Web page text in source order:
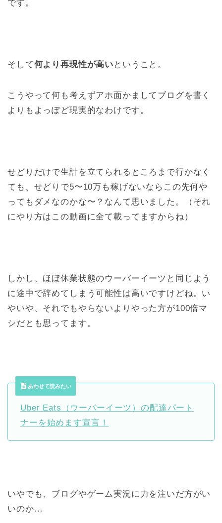
です。
そして何より再現性が高い ということ。
こうやって何も考えずアホ面かましてブログを書く
よりもよっぽど現実的なわけです。
せどりだけで生計を立てられるところまで行かなく
ても、せどりで5〜10万も稼げないならこの先何や
ってもダメなのかな〜？なんて思いました。（それ
にやり方はこの動画に全て載ってますからね）
しかし、ほぼ休業状態のウーバーイーツと同じよう
に途中で辞めてしまう可能性は高いですけどね。い
やいや、それでもやらないよりやった方が100倍マ
シだとも思ってます。
あわせて読みたい
Uber Eats（ウーバーイーツ）の配達パート
ナーを始めます宣言！
いやでも、ブログやゲーム実況に力を注いだ方がい
いのか…